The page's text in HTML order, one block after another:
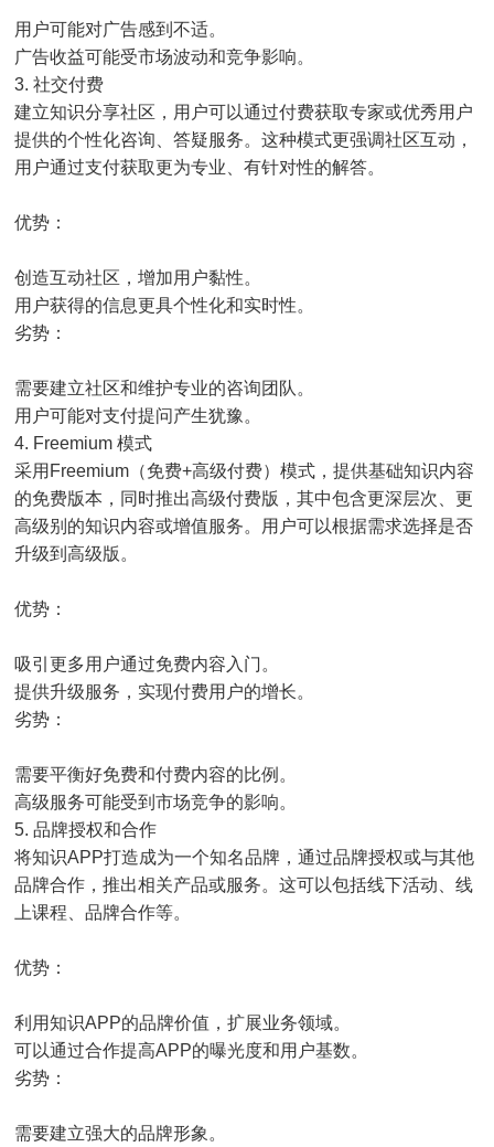
用户可能对广告感到不适。
广告收益可能受市场波动和竞争影响。
3. 社交付费
建立知识分享社区，用户可以通过付费获取专家或优秀用户
提供的个性化咨询、答疑服务。这种模式更强调社区互动，
用户通过支付获取更为专业、有针对性的解答。
优势：
创造互动社区，增加用户黏性。
用户获得的信息更具个性化和实时性。
劣势：
需要建立社区和维护专业的咨询团队。
用户可能对支付提问产生犹豫。
4. Freemium 模式
采用Freemium（免费+高级付费）模式，提供基础知识内容
的免费版本，同时推出高级付费版，其中包含更深层次、更
高级别的知识内容或增值服务。用户可以根据需求选择是否
升级到高级版。
优势：
吸引更多用户通过免费内容入门。
提供升级服务，实现付费用户的增长。
劣势：
需要平衡好免费和付费内容的比例。
高级服务可能受到市场竞争的影响。
5. 品牌授权和合作
将知识APP打造成为一个知名品牌，通过品牌授权或与其他
品牌合作，推出相关产品或服务。这可以包括线下活动、线
上课程、品牌合作等。
优势：
利用知识APP的品牌价值，扩展业务领域。
可以通过合作提高APP的曝光度和用户基数。
劣势：
需要建立强大的品牌形象。